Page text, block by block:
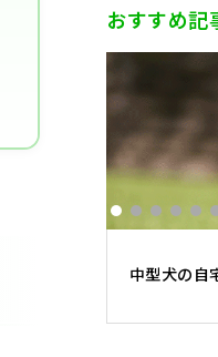
おすすめ記
中型犬の自